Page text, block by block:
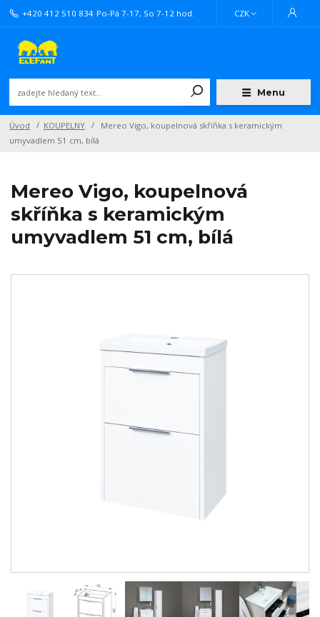
Menu
CZK
+420 412 510 834 Po-Pá 7-17, So 7-12 hod.
Úvod KOUPELNY
Mereo Vigo, koupelnová skříňka s keramickým
umyvadlem 51 cm, bílá
Mereo Vigo, koupelnová
skříňka s keramickým
umyvadlem 51 cm, bílá